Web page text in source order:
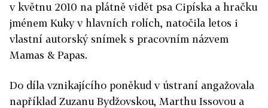
v květnu 2010 na plátně vidět psa Cipíska a hračku
jménem Kuky v hlavních rolích, natočila letos i
vlastní autorský snímek s pracovním názvem
Mamas & Papas.
Do díla vznikajícího poněkud v ústraní angažovala
například Zuzanu Bydžovskou, Marthu Issovou a